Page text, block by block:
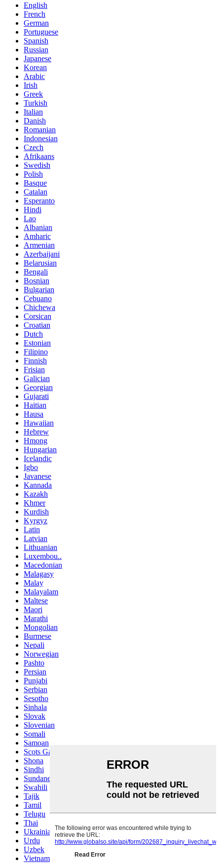
English
French
German
Portuguese
Spanish
Russian
Japanese
Korean
Arabic
Irish
Greek
Turkish
Italian
Danish
Romanian
Indonesian
Czech
Afrikaans
Swedish
Polish
Basque
Catalan
Esperanto
Hindi
Lao
Albanian
Amharic
Armenian
Azerbaijani
Belarusian
Bengali
Bosnian
Bulgarian
Cebuano
Chichewa
Corsican
Croatian
Dutch
Estonian
Filipino
Finnish
Frisian
Galician
Georgian
Gujarati
Haitian
Hausa
Hawaiian
Hebrew
Hmong
Hungarian
Icelandic
Igbo
Javanese
Kannada
Kazakh
Khmer
Kurdish
Kyrgyz
Latin
Latvian
Lithuanian
Luxembou..
Macedonian
Malagasy
Malay
Malayalam
Maltese
Maori
Marathi
Mongolian
Burmese
Nepali
Norwegian
Pashto
Persian
Punjabi
Serbian
Sesotho
Sinhala
Slovak
Slovenian
Somali
Samoan
Scots Gaelic
Shona
Sindhi
Sundanese
Swahili
Tajik
Tamil
Telugu
Thai
Ukrainian
Urdu
Uzbek
Vietnamese